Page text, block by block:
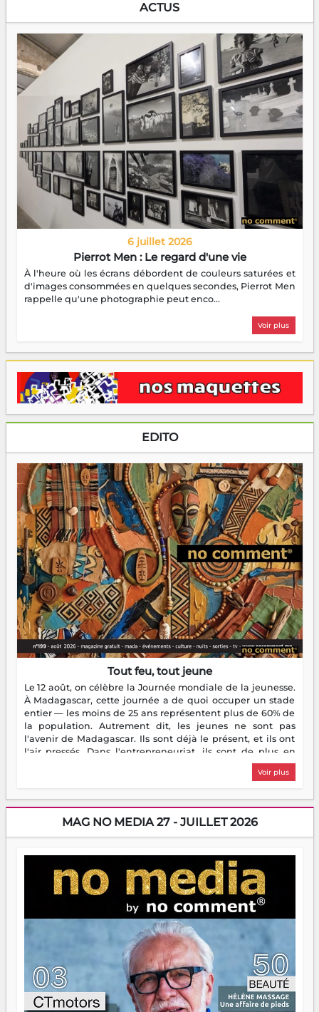
ACTUS
6 juillet 2026
Pierrot Men : Le regard d'une vie
À l'heure où les écrans débordent de couleurs saturées et
d'images consommées en quelques secondes, Pierrot Men
rappelle qu'une photographie peut enco...
Voir plus
EDITO
Tout feu, tout jeune
Le 12 août, on célèbre la Journée mondiale de la jeunesse.
À Madagascar, cette journée a de quoi occuper un stade
entier — les moins de 25 ans représentent plus de 60% de
la population. Autrement dit, les jeunes ne sont pas
l'avenir de Madagascar. Ils sont déjà le présent, et ils ont
l'air pressés. Dans l'entrepreneuriat, ils sont de plus en
plus nombreux à se lancer, à créer, à risquer — souvent
sans filet, souvent sans aide, mais toujours avec cette
dorment vraiment la nuit. En culture, les nouvelles sont
encore meilleures. Aina Rasamoelina vient de décrocher le
Prix RFI Instrumental Afrique. Miangaly Elia rafle le Prix
jeunes qui tiennent la torche. Alors oui, on pourrait
s'arrêter là, applaudir et rentrer chez soi satisfait. Mais ce
serait passer à côté d'une chose essentielle. La fougue, ça
brûle fort — et parfois, ça brûle vite. Une flamme sans
direction peut éclairer autant qu'elle peut consumer. C'est
là que les aînés entrent en scène — pas pour reprendre le
gouvernail, mais pour montrer où sont les récifs. Les jeunes
ont la force, les vieux ont l'expérience, comme on dit. Ce
n'est pas un combat de générations — c'est une question
d'équipage. Partagez vos réussites, mais aussi vos échecs.
Surtout vos échecs, d'ailleurs — ils enseignent mieux que
n'importe quel manuel. À Madagascar, la barque avance.
Il faut juste s'assurer que tout le monde rame dans le
Voir plus
MAG NO MEDIA 27 - JUILLET 2026